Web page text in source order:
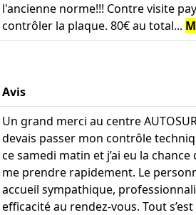
l'ancienne norme!!! Contre visite
contrôler la plaque. 80€ au total...
Avis
Un grand merci au centre
devais passer mon contrôle
ce samedi matin et j’ai eu la chance
me prendre rapidement. Le
accueil sympathique,
efficacité au rendez-vous. Tout